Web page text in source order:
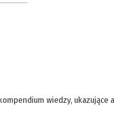
wiedzy, ukazujące